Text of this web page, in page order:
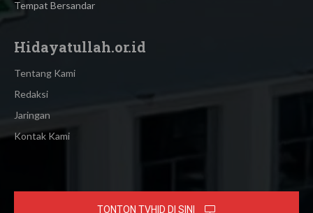
Tempat Bersandar
Hidayatullah.or.id
Tentang Kami
Redaksi
Jaringan
Kontak Kami
TONTON TVHID DI SINI